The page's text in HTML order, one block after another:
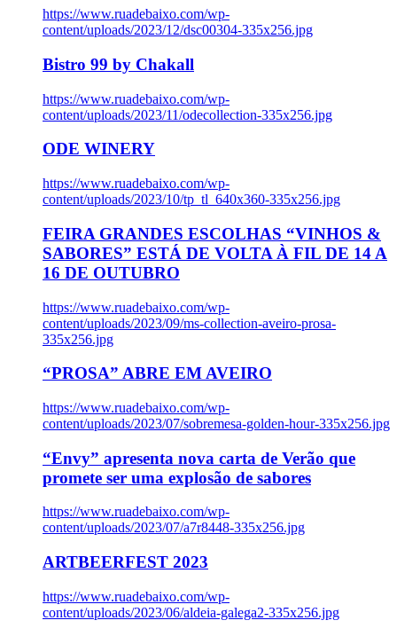
https://www.ruadebaixo.com/wp-
content/uploads/2023/12/dsc00304-335x256.jpg
Bistro 99 by Chakall
https://www.ruadebaixo.com/wp-
content/uploads/2023/11/odecollection-335x256.jpg
ODE WINERY
https://www.ruadebaixo.com/wp-
content/uploads/2023/10/tp_tl_640x360-335x256.jpg
FEIRA GRANDES ESCOLHAS “VINHOS &
SABORES” ESTÁ DE VOLTA À FIL DE 14 A
16 DE OUTUBRO
https://www.ruadebaixo.com/wp-
content/uploads/2023/09/ms-collection-aveiro-prosa-
335x256.jpg
“PROSA” ABRE EM AVEIRO
https://www.ruadebaixo.com/wp-
content/uploads/2023/07/sobremesa-golden-hour-335x256.jpg
“Envy” apresenta nova carta de Verão que
promete ser uma explosão de sabores
https://www.ruadebaixo.com/wp-
content/uploads/2023/07/a7r8448-335x256.jpg
ARTBEERFEST 2023
https://www.ruadebaixo.com/wp-
content/uploads/2023/06/aldeia-galega2-335x256.jpg